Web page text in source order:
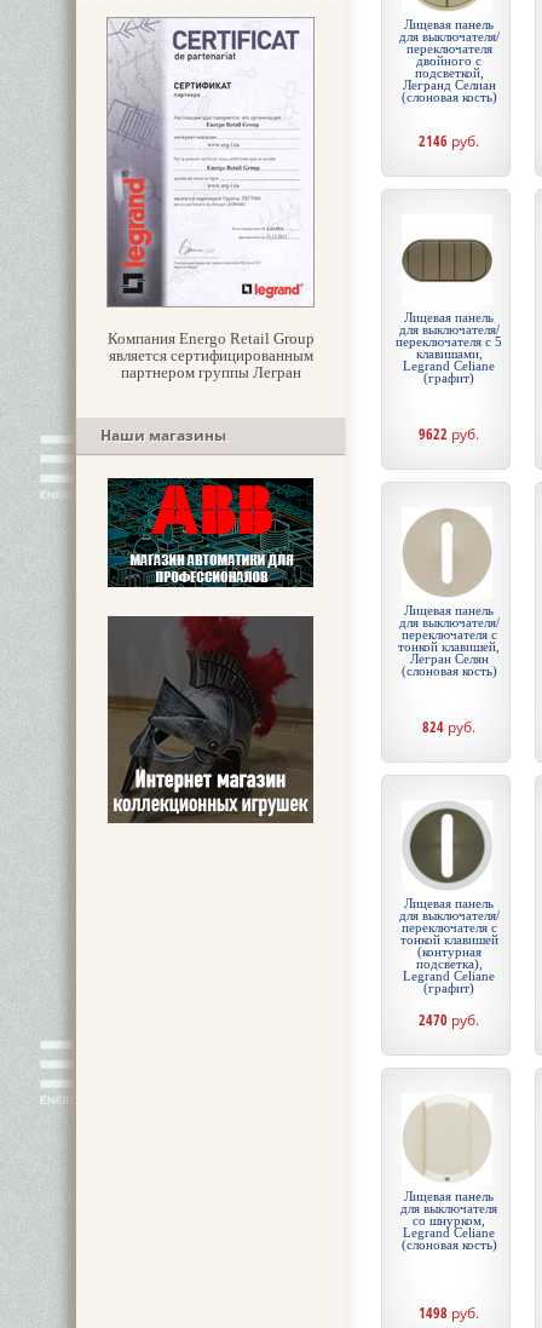
Компания Energo Retail Group
является сертифицированным
партнером группы Легран
Наши магазины
Лицевая панель
для выключателя/
переключателя
двойного с
подсветкой,
Легранд Селиан
(слоновая кость)
2146 руб.
Лицевая панель
для выключателя/
переключателя с 5
клавишами,
Legrand Celiane
(графит)
9622 руб.
Лицевая панель
для выключателя/
переключателя с
тонкой клавишей,
Легран Селян
(слоновая кость)
824 руб.
Лицевая панель
для выключателя/
переключателя с
тонкой клавишей
(контурная
подсветка),
Legrand Celiane
(графит)
2470 руб.
Лицевая панель
для выключателя
со шнурком,
Legrand Celiane
(слоновая кость)
1498 руб.